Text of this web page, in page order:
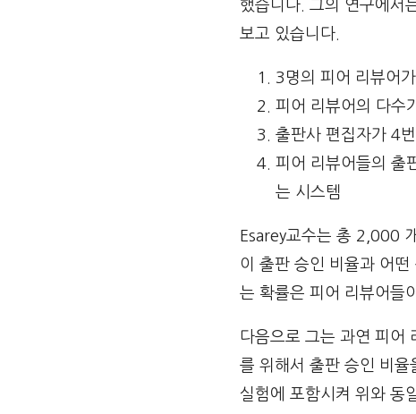
했습니다. 그의 연구에서
보고 있습니다.
3명의 피어 리뷰어
피어 리뷰어의 다수
출판사 편집자가 4
피어 리뷰어들의 출
는 시스템
Esarey교수는 총 2,000
이 출판 승인 비율과 어
는 확률은 피어 리뷰어들
다음으로 그는 과연 피어
를 위해서 출판 승인 비
실험에 포함시켜 위와 동